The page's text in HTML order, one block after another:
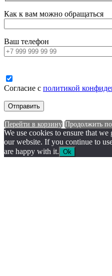
Как к вам можно обращаться
Ваш телефон
Согласие с политикой
Перейти в корзину Продолжить
We use cookies to ensure that
our website. If you continue to
are happy with it. Ok